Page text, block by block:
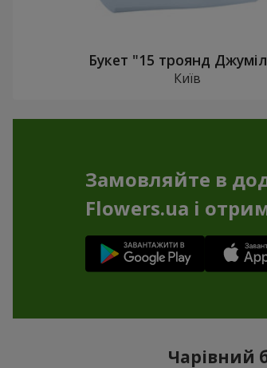
Букет "15 троянд
Київ
Замовляйте в
Flowers.ua і
Чарівний